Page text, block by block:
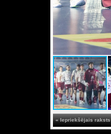
« Iepriekšējais raksts